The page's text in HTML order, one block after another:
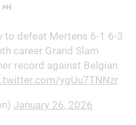
⏭️
to defeat Mertens 6-1 6-3
career Grand Slam
record against Belgian
ygUu7TNNzr
January 26, 2026